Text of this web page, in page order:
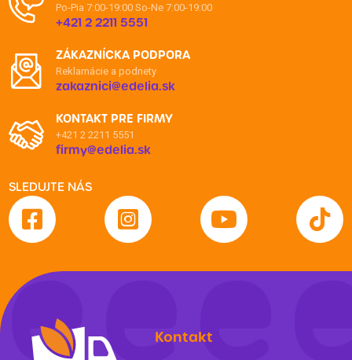
Po-Pia 7:00-19:00 So-Ne 7:00-19:00
+421 2 2211 5551
ZÁKAZNÍCKA PODPORA
Reklamácie a podnety
zakaznici@edelia.sk
KONTAKT PRE FIRMY
+421 2 2211 5551
firmy@edelia.sk
SLEDUJTE NÁS
Kontakt